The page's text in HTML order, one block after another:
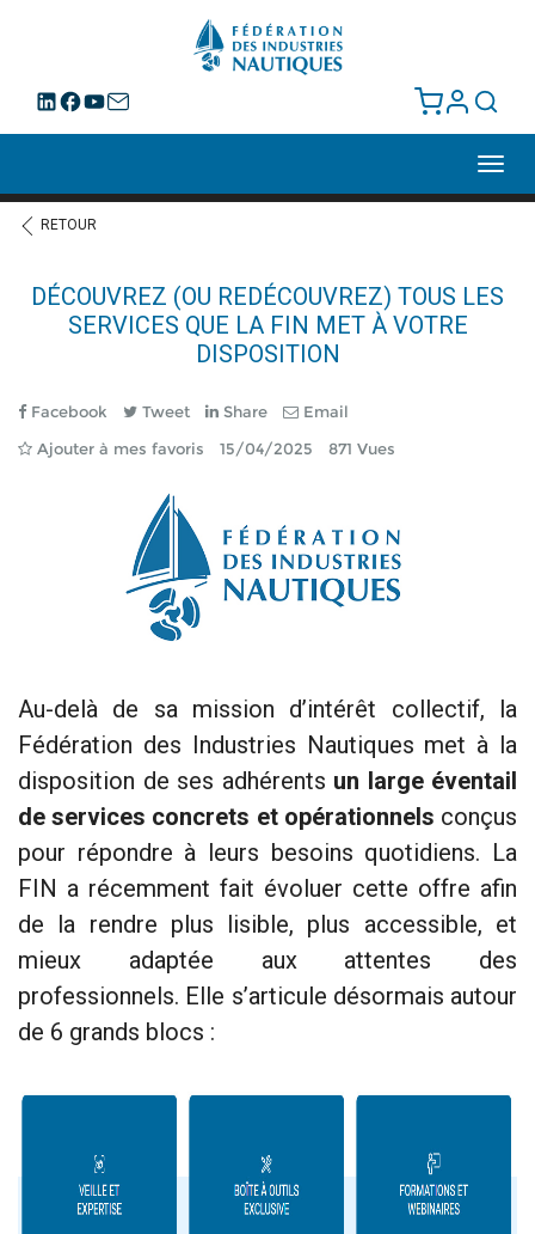
RETOUR
DÉCOUVREZ (OU REDÉCOUVREZ) TOUS LES
SERVICES QUE LA FIN MET À VOTRE
DISPOSITION
Facebook Tweet Share
Email
Ajouter à mes favoris
15/04/2025 871 Vues
Au-delà de sa mission d’intérêt collectif, la
Fédération des Industries Nautiques met à la
disposition de ses adhérents un large éventail
de services concrets et opérationnels conçus
pour répondre à leurs besoins quotidiens. La
FIN a récemment fait évoluer cette offre afin
de la rendre plus lisible, plus accessible, et
mieux adaptée aux attentes des
professionnels. Elle s’articule désormais autour
de 6 grands blocs :